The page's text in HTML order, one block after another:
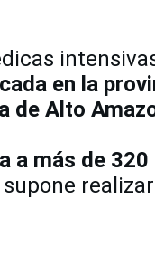
en la
de Alto
a más de